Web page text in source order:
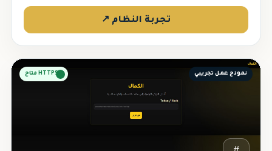
تجربة النظام ↗
نموذج عمل تجريبي HTTPS متاح